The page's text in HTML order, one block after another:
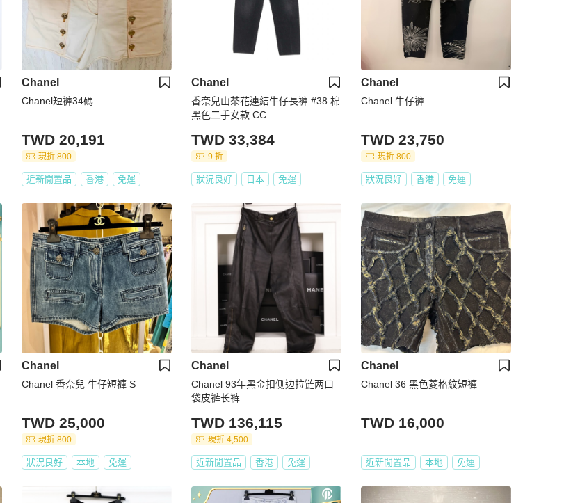
Chanel
Chanel短褲34碼
TWD 20,191
現折 800
近新閒置品 香港 免運
Chanel
香奈兒山茶花連結牛仔長褲 #38 棉
黑色二手女款 CC
TWD 33,384
9 折
狀況良好 日本 免運
Chanel
Chanel 牛仔褲
TWD 23,750
現折 800
狀況良好 香港 免運
Chanel
Chanel 香奈兒 牛仔短褲 S
TWD 25,000
現折 800
狀況良好 本地 免運
Chanel
Chanel 93年黑金扣侧边拉链两口
袋皮裤长裤
TWD 136,115
現折 4,500
近新閒置品 香港 免運
Chanel
Chanel 36 黑色菱格紋短褲
TWD 16,000
近新閒置品 本地 免運